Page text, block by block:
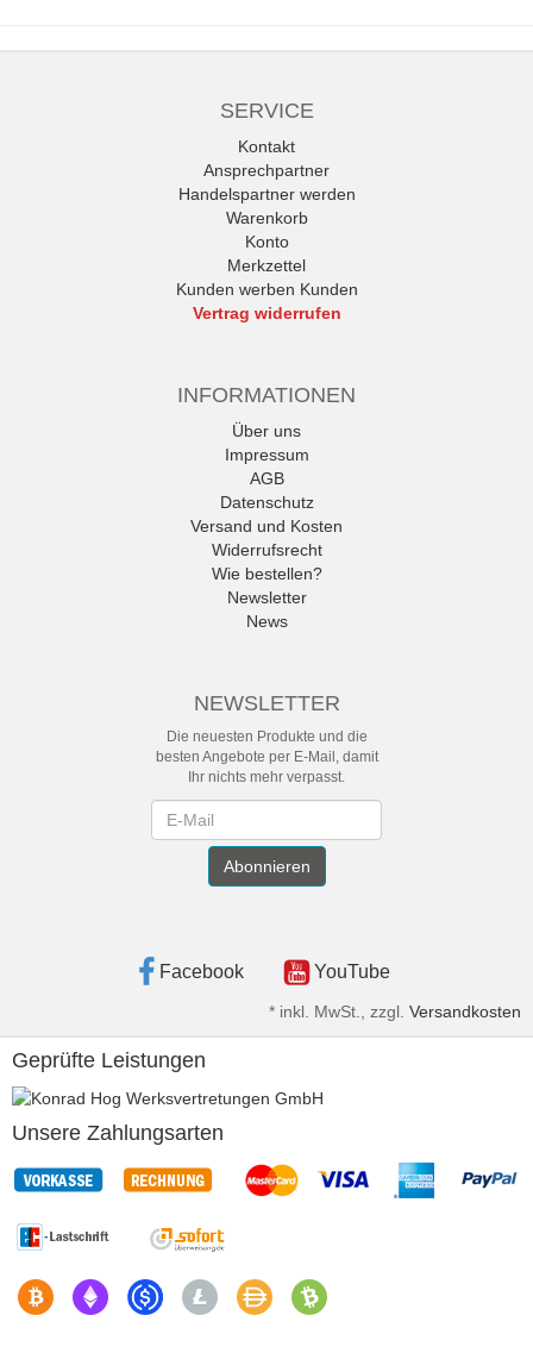
SERVICE
Kontakt
Ansprechpartner
Handelspartner werden
Warenkorb
Konto
Merkzettel
Kunden werben Kunden
Vertrag widerrufen
INFORMATIONEN
Über uns
Impressum
AGB
Datenschutz
Versand und Kosten
Widerrufsrecht
Wie bestellen?
Newsletter
News
NEWSLETTER
Die neuesten Produkte und die
besten Angebote per E-Mail, damit
Ihr nichts mehr verpasst.
Abonnieren
Facebook YouTube
* inkl. MwSt., zzgl. Versandkosten
Geprüfte Leistungen
Unsere Zahlungsarten